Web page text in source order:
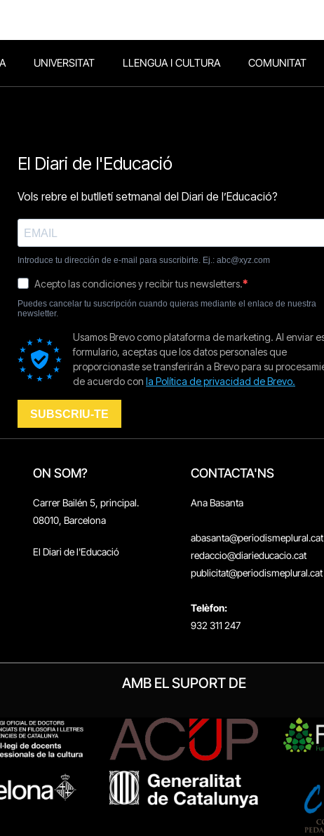
UNIVERSITAT LLENGUA I CULTURA COMUNITAT
ON SOM?
Carrer Bailén 5, principal.
08010, Barcelona
El Diari de l'Educació
CONTACTA'NS
Ana Basanta
abasanta@periodismeplural.cat
redaccio@diarieducacio.cat
publicitat@periodismeplural.cat
Telèfon:
932 311 247
AMB EL SUPORT DE